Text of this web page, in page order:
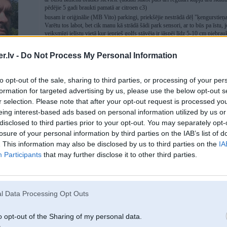
- Do Not Process My Personal Information
opt-out of the sale, sharing to third parties, or processing of your
for targeted advertising by us, please use the below opt-out
selection. Please note that after your opt-out request is processed
interest-based ads based on personal information utilized by us
to third parties prior to your opt-out. You may separately
of your personal information by third parties on the IAB’s list of
This information may also be disclosed by us to third parties on the
Participants that may further disclose it to other third parties.
Data Processing Opt Outs
opt-out of the Sharing of my personal data.
w203
pēdējie 5 gadi braukti pamatā ar citroen c3)
busam ir oriģinālie (MB Vito) parkingi, priekšējie nestrādā dēļ
Varētu tos labot, bet cik manu kā strādā šādi park sensori, ar to būs pa
veiksmīgi ielīstu vietā kur ieprieš golfs stāvēja ir jāspēj līdz 5-10 cm
kur tie Brigade tika iegādāti? kam vaicāt cenas? dīleri ir visur izņemot
izstrādājums jau gana kodīgs. linkā gan ir par 250 , iepriekš kautkur manīju
Uztrauc nesasniegt DDM rezultātu, jo nav pārliecības par apstrādātā attēla
spoguļa kamera parastā skatā lai precīzi gar kautko nobrauktu. Tāds
pa stāvlaukumu braukā, braucot "garažā" starp riepām, viņš nezkādēļ
Iespējams, labāk salikt kvalitīvas kameras, bet nepārmaksāt par to "top
29. Oct 2016, 10:21
29. Oct 2016, 11:31